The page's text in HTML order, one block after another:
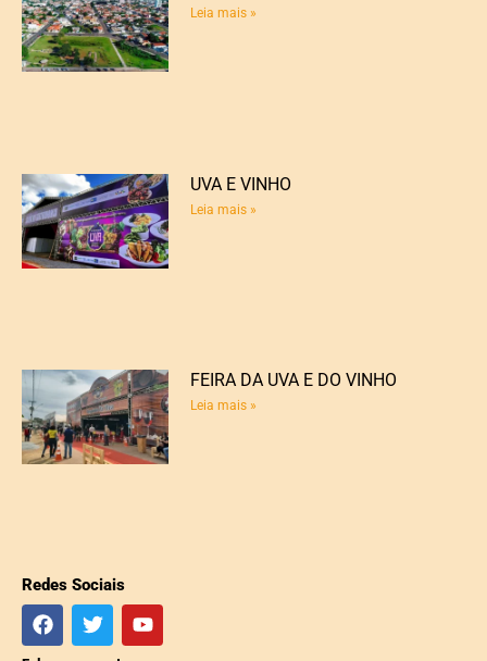
Leia mais »
UVA E VINHO
Leia mais »
FEIRA DA UVA E DO VINHO
Leia mais »
Redes Sociais